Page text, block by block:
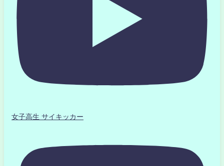
女子高生 サイキッカー